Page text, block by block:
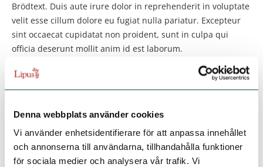
Denna webbplats använder cookies
Vi använder enhetsidentifierare för att anpassa innehållet
och annonserna till användarna, tillhandahålla funktioner
för sociala medier och analysera vår trafik. Vi
Brödtext. Duis aute irure dolor in reprehenderit in voluptate
velit esse cillum dolore eu fugiat nulla pariatur. Excepteur
sint occaecat cupidatat non proident, sunt in culpa qui
officia deserunt mollit anim id est laborum.
För dig som studierektor
Vad innebär en SPUR-granskning?
Vad ska jag tänka på inför en beställning?